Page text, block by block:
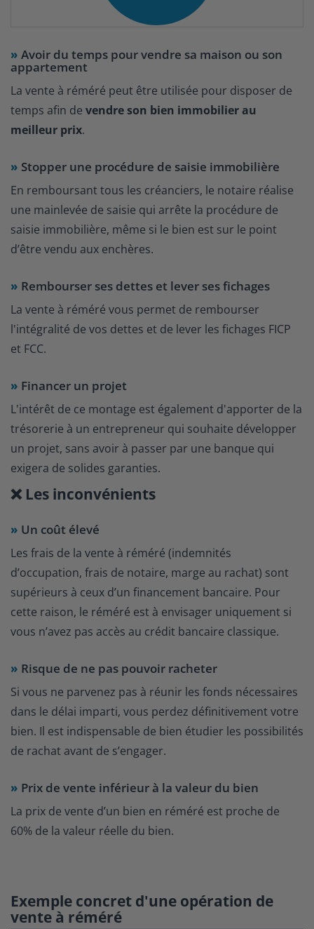
Avoir du temps pour vendre sa maison ou son
appartement
La vente à réméré peut être utilisée pour disposer de
temps afin de vendre son bien immobilier au
meilleur prix.
Stopper une procédure de saisie immobilière
En remboursant tous les créanciers, le notaire réalise
une mainlevée de saisie qui arrête la procédure de
saisie immobilière, même si le bien est sur le point
d’être vendu aux enchères.
Rembourser ses dettes et lever ses fichages
La vente à réméré vous permet de rembourser
l'intégralité de vos dettes et de lever les fichages FICP
et FCC.
Financer un projet
L'intérêt de ce montage est également d'apporter de la
trésorerie à un entrepreneur qui souhaite développer
un projet, sans avoir à passer par une banque qui
exigera de solides garanties.
❌ Les inconvénients
Un coût élevé
Les frais de la vente à réméré (indemnités
d’occupation, frais de notaire, marge au rachat) sont
supérieurs à ceux d’un financement bancaire. Pour
cette raison, le réméré est à envisager uniquement si
vous n’avez pas accès au crédit bancaire classique.
Risque de ne pas pouvoir racheter
Si vous ne parvenez pas à réunir les fonds nécessaires
dans le délai imparti, vous perdez définitivement votre
bien. Il est indispensable de bien étudier les possibilités
de rachat avant de s’engager.
Prix de vente inférieur à la valeur du bien
La prix de vente d’un bien en réméré est proche de
60% de la valeur réelle du bien.
Exemple concret d'une opération de
vente à réméré